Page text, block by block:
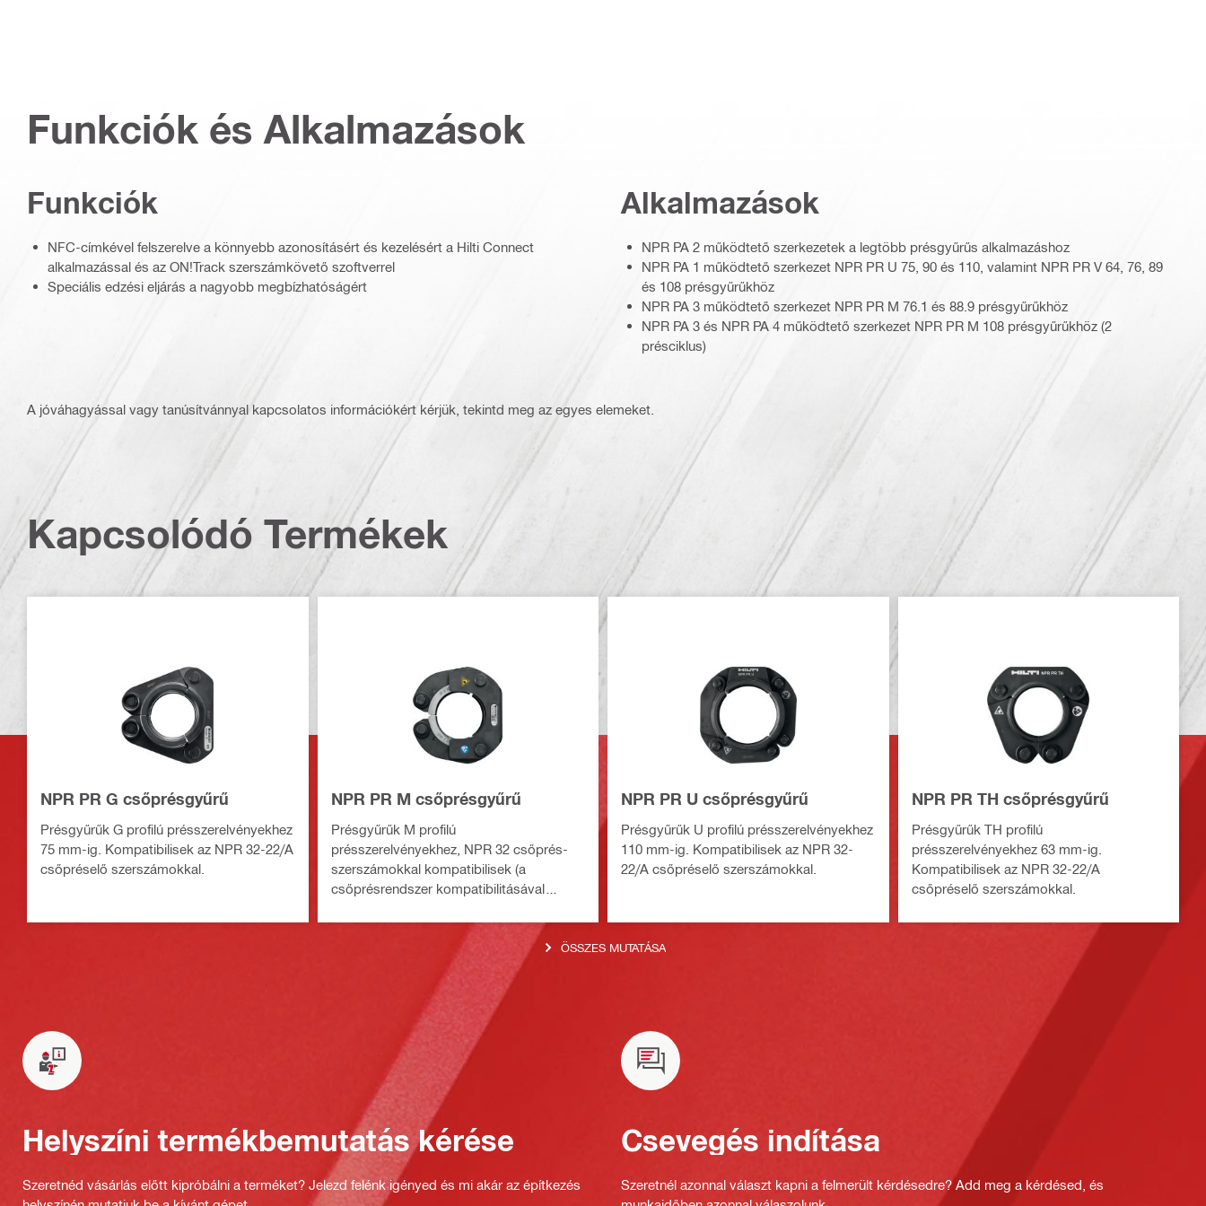
Funkciók és Alkalmazások
Funkciók
NFC-címkével felszerelve a könnyebb azonosításért és kezelésért a Hilti Connect
alkalmazással és az ON!Track szerszámkövető szoftverrel
Speciális edzési eljárás a nagyobb megbízhatóságért
Alkalmazások
NPR PA 2 működtető szerkezetek a legtöbb présgyűrűs alkalmazáshoz
NPR PA 1 működtető szerkezet NPR PR U 75, 90 és 110, valamint NPR PR V 64, 76, 89
és 108 présgyűrűkhöz
NPR PA 3 működtető szerkezet NPR PR M 76.1 és 88.9 présgyűrűkhöz
NPR PA 3 és NPR PA 4 működtető szerkezet NPR PR M 108 présgyűrűkhöz (2
présciklus)
A jóváhagyással vagy tanúsítvánnyal kapcsolatos információkért kérjük, tekintd meg az egyes elemeket.
Kapcsolódó Termékek
NPR PR G csőprésgyűrű
Présgyűrűk G profilú présszerelvényekhez
75 mm-ig. Kompatibilisek az NPR 32-22/A
csőpréselő szerszámokkal.
NPR PR M csőprésgyűrű
Présgyűrűk M profilú
présszerelvényekhez, NPR 32 csőprés-
szerszámokkal kompatibilisek (a
csőprésrendszer kompatibilitásával
dokumentumokat)
NPR PR U csőprésgyűrű
Présgyűrűk U profilú présszerelvényekhez
110 mm-ig. Kompatibilisek az NPR 32-
22/A csőpréselő szerszámokkal.
NPR PR TH csőprésgyűrű
Présgyűrűk TH profilú
présszerelvényekhez 63 mm-ig.
Kompatibilisek az NPR 32-22/A
csőpréselő szerszámokkal.
ÖSSZES MUTATÁSA
Helyszíni termékbemutatás kérése
Szeretnéd vásárlás előtt kipróbálni a terméket? Jelezd felénk igényed és mi akár az építkezés
Csevegés indítása
Szeretnél azonnal választ kapni a felmerült kérdésedre? Add meg a kérdésed, és